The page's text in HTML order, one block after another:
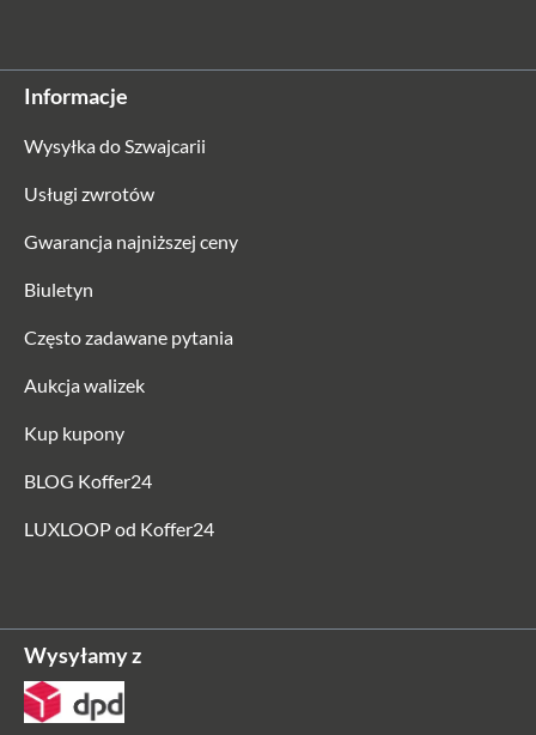
Informacje
Wysyłka do Szwajcarii
Usługi zwrotów
Gwarancja najniższej ceny
Biuletyn
Często zadawane pytania
Aukcja walizek
Kup kupony
BLOG Koffer24
LUXLOOP od Koffer24
Wysyłamy z